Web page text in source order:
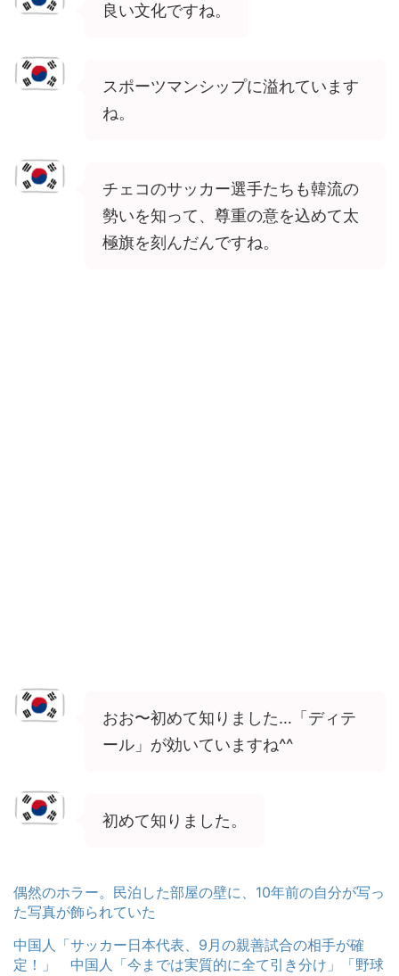
良い文化ですね。
スポーツマンシップに溢れています
ね。
チェコのサッカー選手たちも韓流の
勢いを知って、尊重の意を込めて太
極旗を刻んだんですね。
おお〜初めて知りました…「ディテ
ール」が効いていますね^^
初めて知りました。
偶然のホラー。民泊した部屋の壁に、10年前の自分が写っ
た写真が飾られていた
中国人「サッカー日本代表、9月の親善試合の相手が確
定！」 中国人「今までは実質的に全て引き分け」「野球